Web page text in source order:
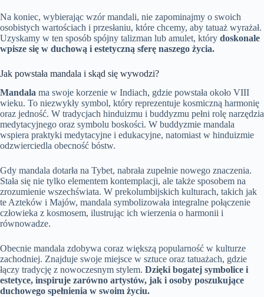
Na koniec, wybierając wzór mandali, nie zapominajmy o swoich
osobistych wartościach i przesłaniu, które chcemy, aby tatuaż wyrażał.
Uzyskamy w ten sposób spójny talizman lub amulet, który doskonale
wpisze się w duchową i estetyczną sferę naszego życia.
Jak powstała mandala i skąd się wywodzi?
Mandala ma swoje korzenie w Indiach, gdzie powstała około VIII
wieku. To niezwykły symbol, który reprezentuje kosmiczną harmonię
oraz jedność. W tradycjach hinduizmu i buddyzmu pełni rolę narzędzia
medytacyjnego oraz symbolu boskości. W buddyzmie mandala
wspiera praktyki medytacyjne i edukacyjne, natomiast w hinduizmie
odzwierciedla obecność bóstw.
Gdy mandala dotarła na Tybet, nabrała zupełnie nowego znaczenia.
Stała się nie tylko elementem kontemplacji, ale także sposobem na
zrozumienie wszechświata. W prekolumbijskich kulturach, takich jak
te Azteków i Majów, mandala symbolizowała integralne połączenie
człowieka z kosmosem, ilustrując ich wierzenia o harmonii i
równowadze.
Obecnie mandala zdobywa coraz większą popularność w kulturze
zachodniej. Znajduje swoje miejsce w sztuce oraz tatuażach, gdzie
łączy tradycję z nowoczesnym stylem. Dzięki bogatej symbolice i
estetyce, inspiruje zarówno artystów, jak i osoby poszukujące
duchowego spełnienia w swoim życiu.